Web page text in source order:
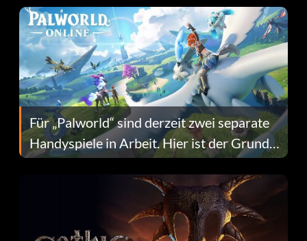
Für „Palworld“ sind derzeit zwei separate
Handyspiele in Arbeit. Hier ist der Grund
dafür.